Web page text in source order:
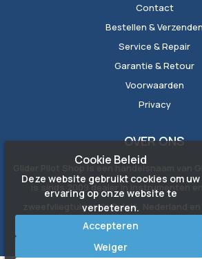
Contact
Bestellen & Verzenden
Service & Repair
Garantie & Retour
Voorwaarden
Privacy
OVER ONS
Glider Pilot Shop is een handelsnaam van
is sinds 2009 dealer in instrumenten
zweefvliegtuigen. In België, Nederland
exclusieve vertegenwoordiger van
Cookie Beleid
Deze website gebruikt cookies om uw
ervaring op onze website te
verbeteren.
Accepteren
Weiger